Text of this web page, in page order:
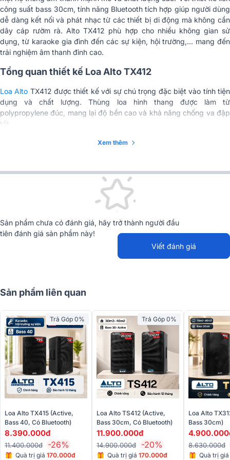
SPL tối đa 120dB @ 1m
Các đầu nối
(1) Đầu vào kết hợp XLR/TRS, (1)
Đầu ra kết hợp XLR, (1) IEC đầu
vào cáp nguồn
Kết nối nguồn
Điện áp
Bluetooth 5.0
Cấu hình Bluetooth
Thủ công hoặc NFC
Polypropylene đúc phun, nhiều góc
cho các ứng dụng chính hoặc màn
hình, lưới kim loại, chân cao su
Kích thước
602 x 381 x 343mm
Trọng lượng
công suất bass 30cm, tính năng Bluetooth tích hợp giúp người dùng
dễ dàng kết nối và phát nhạc từ các thiết bị di động mà không cần
dây cáp rườm rà. Alto TX412 phù hợp cho nhiều không gian sử
dụng, từ karaoke gia đình đến các sự kiện, hội trường,… mang đến
trải nghiệm âm thanh đỉnh cao.
Tổng quan thiết kế Loa Alto TX412
Loa Alto TX412 được thiết kế với sự chú trọng đặc biệt vào tính tiện
dụng và chất lượng. Thùng loa hình thang được làm từ
polypropylene đúc, mang lại độ bền cao và khả năng chống va đập
tốt.
Kích thước nhỏ gọn 602 x 381 x 343mm cùng trọng lượng 13.3kg
cho mọi không gian giải trí. Thêm vào đó, bộ điểm chờ lắp đặt giúp
loa dễ dàng gắn trên giá treo hoặc tường, tối ưu hóa không gian
Mặt trước của loa có ê căng kim loại phủ sơn tĩnh điện không chỉ
Xem thêm
Sản phẩm chưa có đánh giá, hãy trở thành người đầu
tiên đánh giá sản phẩm này!
Viết đánh giá
Sản phẩm liên quan
Trả Góp 0%
Loa Alto TX415 (Active,
Bass 40, Có Bluetooth)
8.390.000đ
11.400.000đ -26%
Quà trị giá 170.000đ
Trả Góp 0%
Loa Alto TS412 (Active,
Bass 30cm, Có Bluetooth)
11.900.000đ
14.900.000đ -20%
Quà trị giá170.000đ
Loa Alto
Bass 30cm)
8.630.000đ
Quà trị